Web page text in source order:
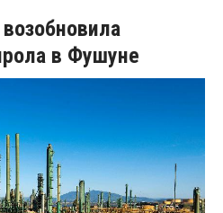
в Фушуне